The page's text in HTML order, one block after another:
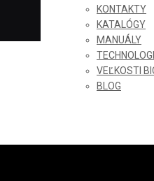
KONTAKTY
KATALÓGY
MANUÁLY
VEĽKOSTI
BLOG